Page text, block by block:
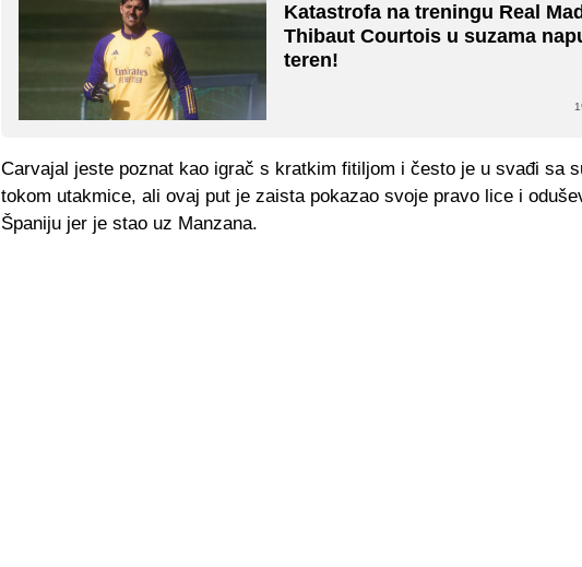
Katastrofa na treningu Real
Thibaut Courtois u suzama
teren!
Carvajal jeste poznat kao igrač s kratkim fitiljom i često je u svađi sa
tokom utakmice, ali ovaj put je zaista pokazao svoje pravo lice i
Španiju jer je stao uz Manzana.